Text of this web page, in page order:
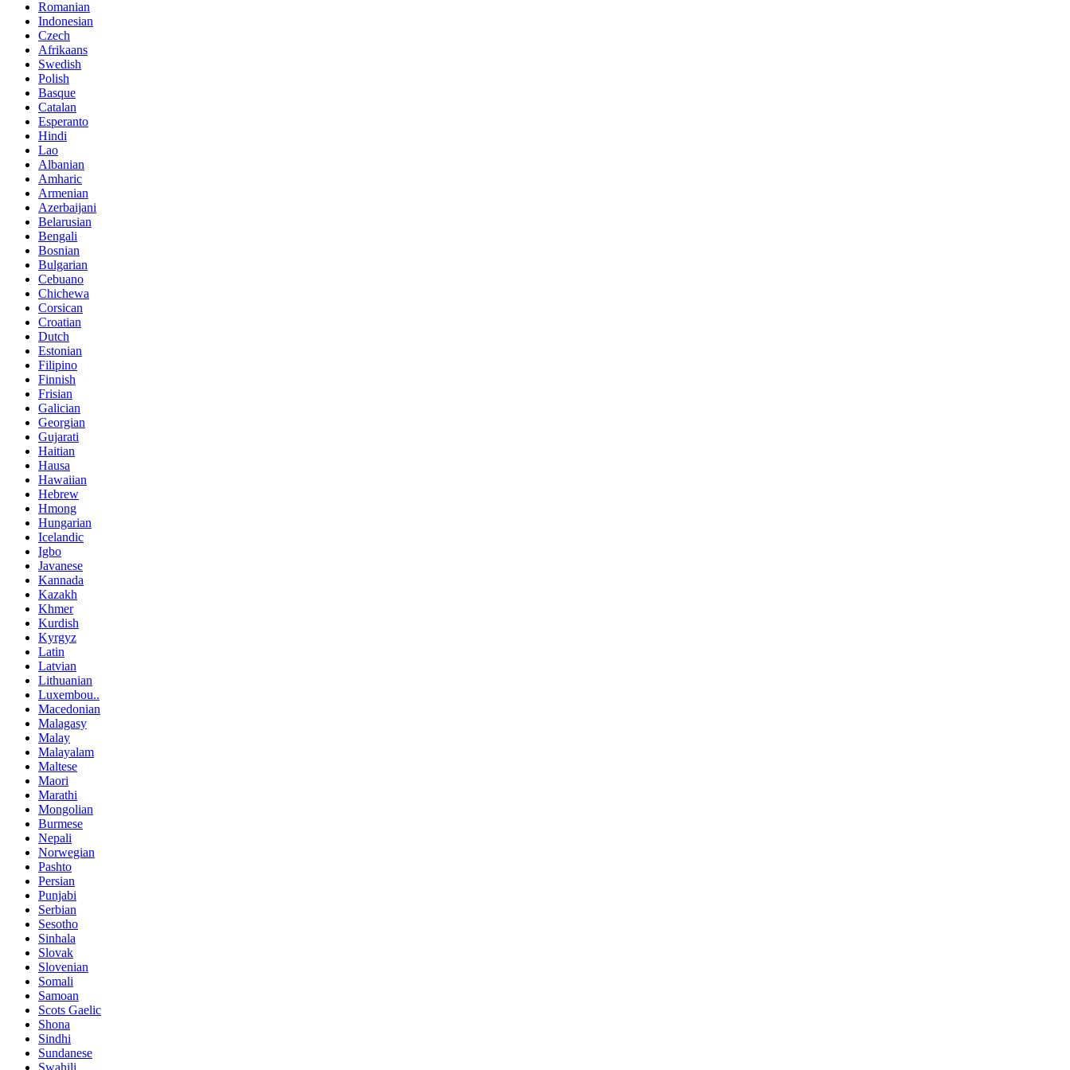
Romanian
Indonesian
Czech
Afrikaans
Swedish
Polish
Basque
Catalan
Esperanto
Hindi
Lao
Albanian
Amharic
Armenian
Azerbaijani
Belarusian
Bengali
Bosnian
Bulgarian
Cebuano
Chichewa
Corsican
Croatian
Dutch
Estonian
Filipino
Finnish
Frisian
Galician
Georgian
Gujarati
Haitian
Hausa
Hawaiian
Hebrew
Hmong
Hungarian
Icelandic
Igbo
Javanese
Kannada
Kazakh
Khmer
Kurdish
Kyrgyz
Latin
Latvian
Lithuanian
Luxembou..
Macedonian
Malagasy
Malay
Malayalam
Maltese
Maori
Marathi
Mongolian
Burmese
Nepali
Norwegian
Pashto
Persian
Punjabi
Serbian
Sesotho
Sinhala
Slovak
Slovenian
Somali
Samoan
Scots Gaelic
Shona
Sindhi
Sundanese
Swahili